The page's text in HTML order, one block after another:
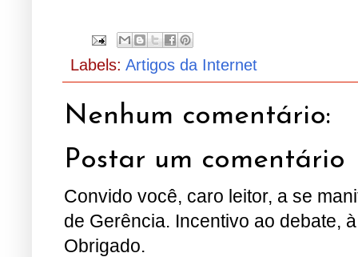
Labels: Artigos da Internet
Nenhum comentário:
Postar um comentário
Convido você, caro leitor, a se
de Gerência. Incentivo ao debate,
Obrigado.